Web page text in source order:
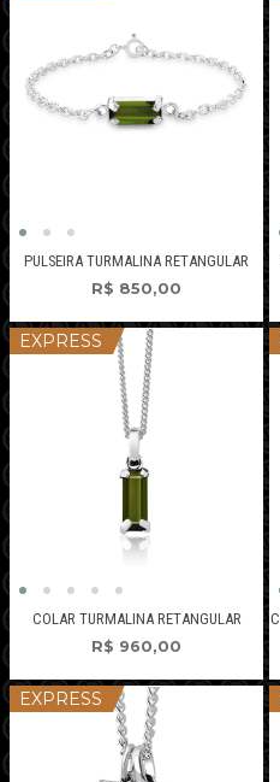
PULSEIRA TURMALINA RETANGULAR
R$ 850,00
EXPRESS
COLAR TURMALINA RETANGULAR
R$ 960,00
EXPRESS